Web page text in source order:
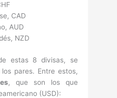
CAD
AUD
NZD
estas 8 divisas, se
pares. Entre estos,
, que son los que
(USD):